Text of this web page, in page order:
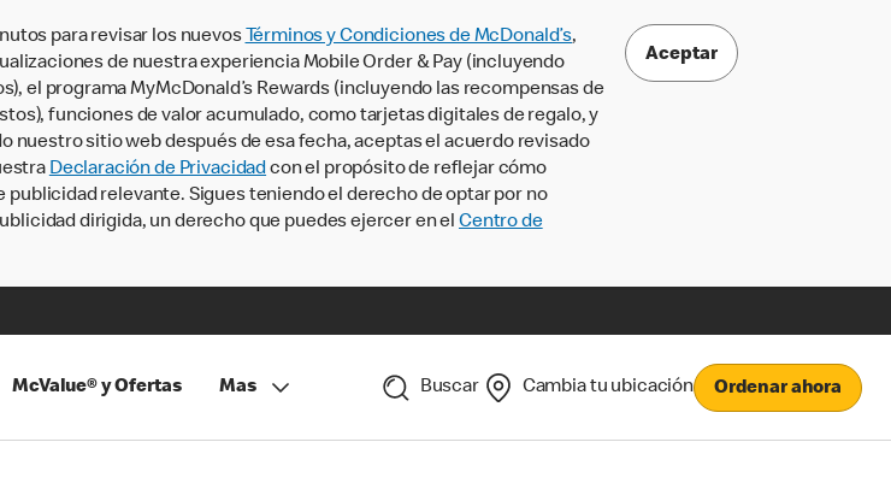
para revisar los nuevos Términos y Condiciones de McDonald’s,
de nuestra experiencia Mobile Order & Pay (incluyendo
el programa MyMcDonald’s Rewards (incluyendo las recompensas de
funciones de valor acumulado, como tarjetas digitales de regalo, y
nuestro sitio web después de esa fecha, aceptas el acuerdo revisado
Declaración de Privacidadcon el propósito de reflejar cómo
relevante. Sigues teniendo el derecho de optar por no
dirigida, un derecho que puedes ejercer en el Centro de
Aceptar
McValue® y Ofertas Mas Buscar Cambia tu ubicación Ordenar ahora